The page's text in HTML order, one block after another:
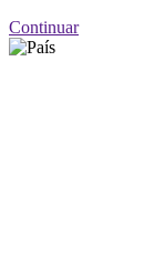
Continuar